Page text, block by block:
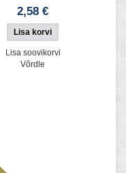
2,58 €
Lisa soovikorvi
Võrdle